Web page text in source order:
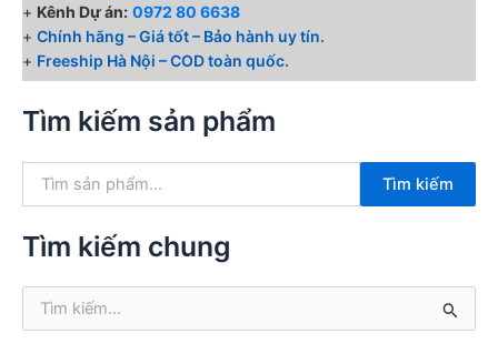
+ Kênh Dự án: 0972 80 6638
+ Chính hãng – Giá tốt – Bảo hành uy tín.
+ Freeship Hà Nội – COD toàn quốc.
Tìm kiếm sản phẩm
k
ế
:
Tìm kiếm
Tìm kiếm chung